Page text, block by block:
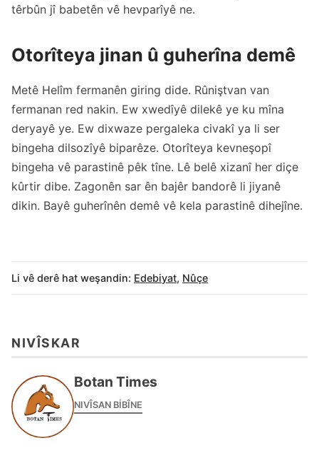
têrbûn jî babetên vê hevparîyê ne.
Otorîteya jinan û guherîna demê
Metê Helîm fermanên giring dide. Rûniştvan van
fermanan red nakin. Ew xwedîyê dilekê ye ku mîna
deryayê ye. Ew dixwaze pergaleka civakî ya li ser
bingeha dilsozîyê biparêze. Otorîteya kevneşopî
bingeha vê parastinê pêk tîne. Lê belê xizanî her diçe
kûrtir dibe. Zagonên sar ên bajêr bandorê li jiyanê
dikin. Bayê guherînên demê vê kela parastinê dihejîne.
Li vê derê hat weşandin: Edebiyat, Nûçe
NIVÎSKAR
Botan Times
NIVÎSAN BIBÎNE